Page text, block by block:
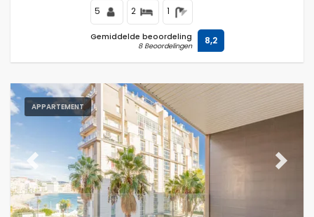
5 2 1
Gemiddelde beoordeling
8 Beoordelingen 8,2
APPARTEMENT
Previous Next